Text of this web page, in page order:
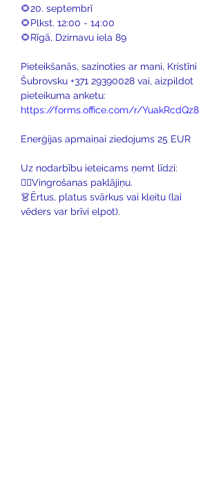
🌻20. septembrī
🌻Plkst. 12:00 - 14:00
🌻Rīgā, Dzirnavu iela 89
Pieteikšanās, sazinoties ar mani, Kristīni
Šubrovsku +371 29390028 vai, aizpildot
pieteikuma anketu:
https://forms.office.com/r/YuakRcdQz8
Enerģijas apmaiņai ziedojums 25 EUR
Uz nodarbību ieteicams ņemt līdzi:
🤸‍♀️Vingrošanas paklājiņu.
👗Ērtus, platus svārkus vai kleitu (lai
vēders var brīvi elpot).